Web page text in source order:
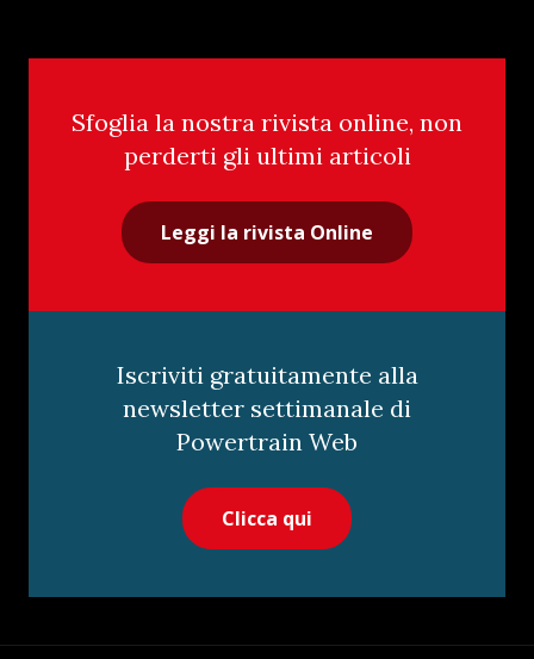
Sfoglia la nostra rivista online, non
perderti gli ultimi articoli
Leggi la rivista Online
Iscriviti gratuitamente alla
newsletter settimanale di
Powertrain Web
Clicca qui